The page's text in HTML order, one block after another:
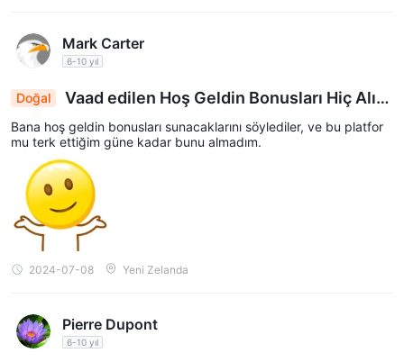
Mark Carter
6-10 yıl
Doğal
Vaad edilen Hoş Geldin Bonusları Hiç Alın
madı, Kullanıcı Platformdan Hayal Kırıklığı İle Ayrı
ldı
Bana hoş geldin bonusları sunacaklarını söylediler, ve bu platfor
mu terk ettiğim güne kadar bunu almadım.
2024-07-08 Yeni Zelanda
Pierre Dupont
6-10 yıl